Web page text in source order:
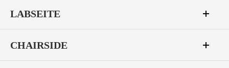
LABSEITE
CHAIRSIDE